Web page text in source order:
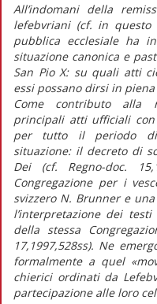
All’indomani della
lefebvriani (cf. in questo
pubblica ecclesiale ha
situazione canonica e
San Pio X: su quali atti
essi possano dirsi in
Come contributo alla
principali atti ufficiali con
per tutto il periodo di
situazione: il decreto di
Dei (cf. Regno-doc.
Congregazione per i
svizzero N. Brunner e
l’interpretazione dei
della stessa
17,1997,528ss). Ne
formalmente a quel
chierici ordinati da
partecipazione alle loro